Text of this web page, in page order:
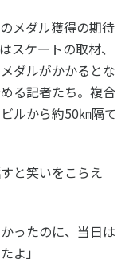
針
ィア運営方針
メダル獲得の期待
スケートの取材、
ダルがかかるとな
る記者たち。複合
ルから約50㎞隔て
と笑いをこらえ
ったのに、当日は
よ」